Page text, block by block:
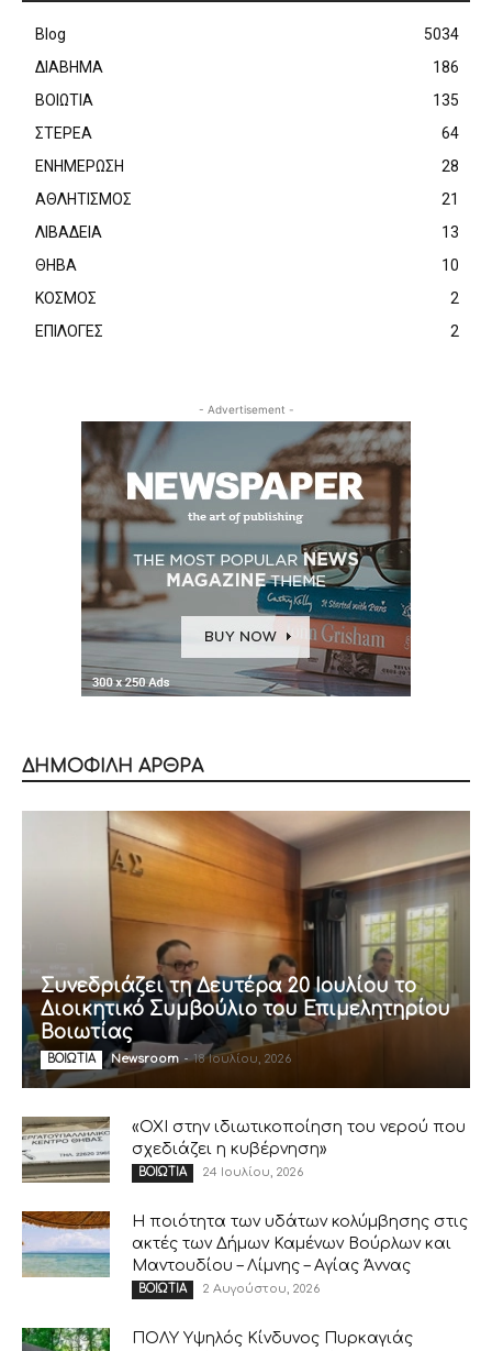
Blog
5034
ΔΙΑΒΗΜΑ
186
ΒΟΙΩΤΙΑ
135
ΣΤΕΡΕΑ
64
ΕΝΗΜΕΡΩΣΗ
28
ΑΘΛΗΤΙΣΜΟΣ
21
ΛΙΒΑΔΕΙΑ
13
ΘΗΒΑ
10
ΚΟΣΜΟΣ
2
ΕΠΙΛΟΓΕΣ
2
- Advertisement -
ΔΗΜΟΦΙΛΗ ΑΡΘΡΑ
Συνεδριάζει τη Δευτέρα 20 Ιουλίου το
Διοικητικό Συμβούλιο του Επιμελητηρίου
Βοιωτίας
ΒΟΙΩΤΙΑ Newsroom - 18 Ιουλίου, 2026
«ΟΧΙ στην ιδιωτικοποίηση του νερού που
σχεδιάζει η κυβέρνηση»
ΒΟΙΩΤΙΑ 24 Ιουλίου, 2026
Η ποιότητα των υδάτων κολύμβησης στις
ακτές των Δήμων Καμένων Βούρλων και
Μαντουδίου – Λίμνης – Αγίας Άννας
ΒΟΙΩΤΙΑ 2 Αυγούστου, 2026
ΠΟΛΥ Υψηλός Κίνδυνος Πυρκαγιάς